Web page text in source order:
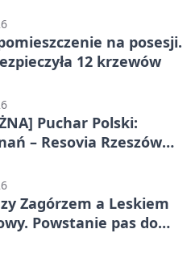
na posesji.
12 krzewów
Puchar Polski:
– Resovia Rzeszów
Zagórzem a Leskiem
Powstanie pas do